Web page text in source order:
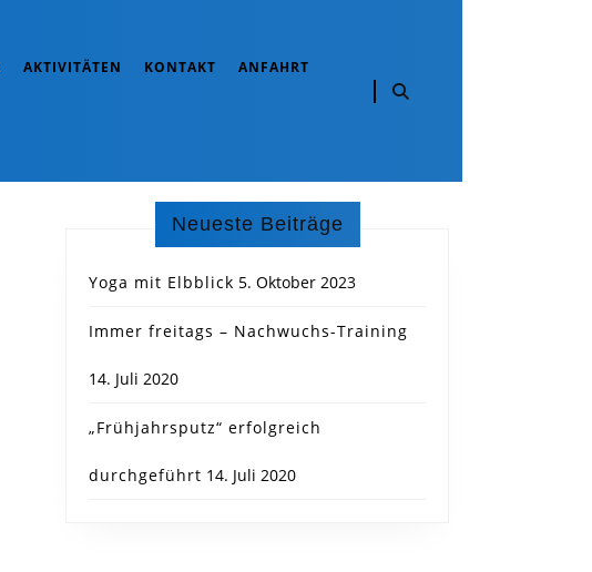
AKTIVITÄTEN KONTAKT ANFAHRT
Neueste Beiträge
Yoga mit Elbblick 5. Oktober 2023
Immer freitags – Nachwuchs-Training
14. Juli 2020
„Frühjahrsputz“ erfolgreich
durchgeführt 14. Juli 2020